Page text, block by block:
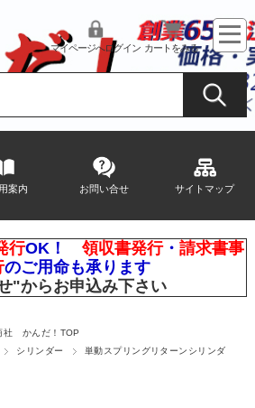
マイページへログイン カートをみる
案内 お問い合せ サイトマップ
行OK！ 領収書発行・ 請求書事
のご用命も承ります
"からお申込み下さい
社 かんだ！TOP
シリンダー 単動スプリングリターンシリンダ